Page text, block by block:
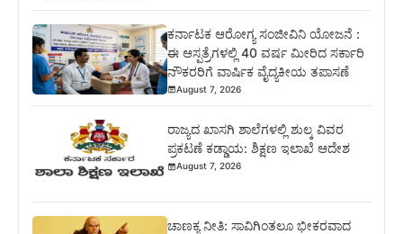
ಕರ್ನಾಟಕ ಆರೋಗ್ಯ ಸಂಜೀವಿನಿ ಯೋಜನೆ :
ಈ ಆಸ್ಪತ್ರೆಗಳಲ್ಲಿ 40 ವರ್ಷ ಮೀರಿದ ಸರ್ಕಾರಿ
ನೌಕರರಿಗೆ ವಾರ್ಷಿಕ ವೈದ್ಯಕೀಯ ತಪಾಸಣೆ
August 7, 2026
ರಾಜ್ಯದ ಖಾಸಗಿ ಶಾಲೆಗಳಲ್ಲಿ ಶುಲ್ಕ ವಿವರ
ಪ್ರಕಟಣೆ ಕಡ್ಡಾಯ: ಶಿಕ್ಷಣ ಇಲಾಖೆ ಆದೇಶ
August 7, 2026
ಚಾಣಕ್ಯ ನೀತಿ: ಸಾವಿಗಿಂತಲೂ ಭೀಕರವಾದ